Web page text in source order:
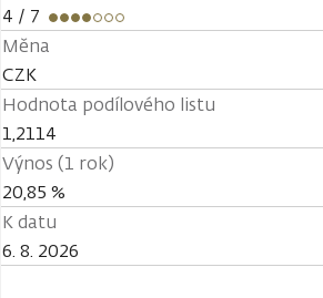
4 / 7
Měna
CZK
Hodnota podílového listu
1,2114
Výnos (1 rok)
20,85 %
K datu
6. 8. 2026